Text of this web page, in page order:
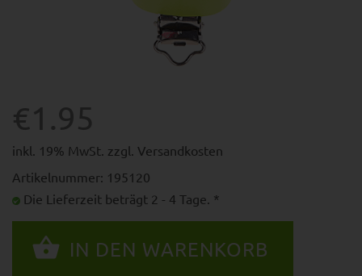
€1.95
inkl. 19% MwSt. zzgl. Versandkosten
Artikelnummer: 195120
Die Lieferzeit beträgt 2 - 4 Tage. *